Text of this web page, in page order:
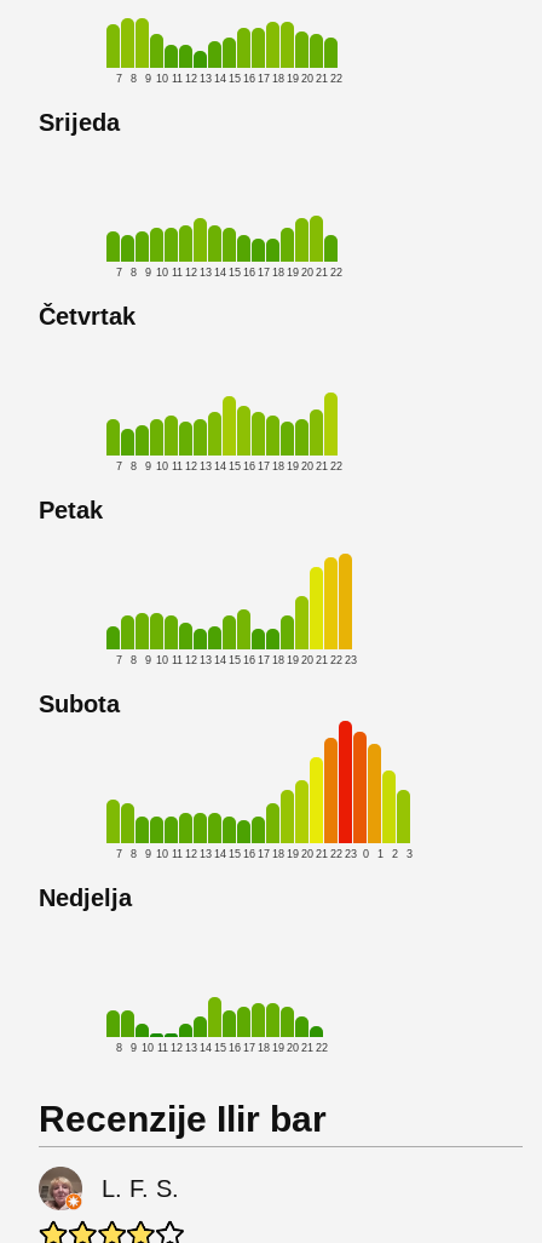
7 8 9 10 11 12 13 14 15 16 17 18 19 20 21 22
Srijeda
7 8 9 10 11 12 13 14 15 16 17 18 19 20 21 22
Četvrtak
7 8 9 10 11 12 13 14 15 16 17 18 19 20 21 22
Petak
7 8 9 10 11 12 13 14 15 16 17 18 19 20 21 22 23
Subota
7 8 9 10 11 12 13 14 15 16 17 18 19 20 21 22 23 0 1 2 3
Nedjelja
8 9 10 11 12 13 14 15 16 17 18 19 20 21 22
Recenzije Ilir bar
L. F. S.